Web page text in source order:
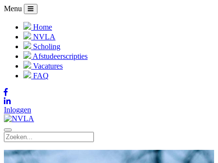
Menu
Home
NVLA
Scholing
Afstudeerscripties
Vacatures
FAQ
Inloggen